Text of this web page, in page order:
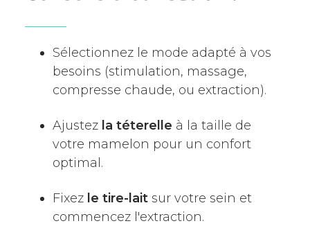
Sélectionnez le mode adapté à vos
besoins (stimulation, massage,
compresse chaude, ou extraction).
Ajustez la téterelle à la taille de
votre mamelon pour un confort
optimal.
Fixez le tire-lait sur votre sein et
commencez l'extraction.